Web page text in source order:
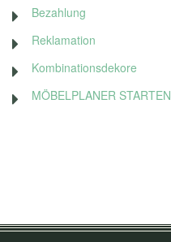
Bezahlung
Reklamation
Kombinationsdekore
MÖBELPLANER STARTEN